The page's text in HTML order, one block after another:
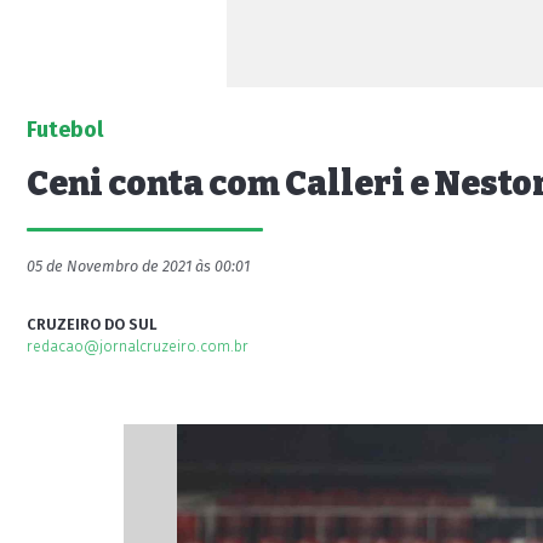
Futebol
Ceni conta com Calleri e
05 de Novembro de 2021 às 00:01
CRUZEIRO DO SUL
redacao@jornalcruzeiro.com.br